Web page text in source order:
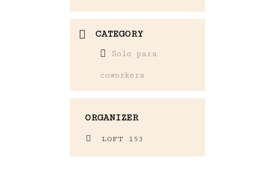
CATEGORY
Solo para
coworkers
ORGANIZER
LOFT 153